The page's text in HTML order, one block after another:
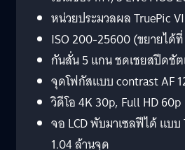
หน่วยประมวลผล TruePic
ISO 200-25600 (ขยายได้
กันสั่น 5 แกน ชดเชยสปีดชั
จุดโฟกัสแบบ contrast AF
วิดีโอ 4K 30p, Full HD 60p
จอ LCD พับมาเซลฟีได้ แบบ
1.04 ล้านจุด